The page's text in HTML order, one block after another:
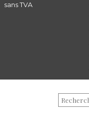
sans TVA